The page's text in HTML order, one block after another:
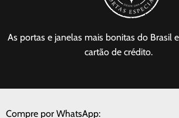
As portas e janelas mais bonitas do Brasil
cartão de crédito.
Compre por WhatsApp: